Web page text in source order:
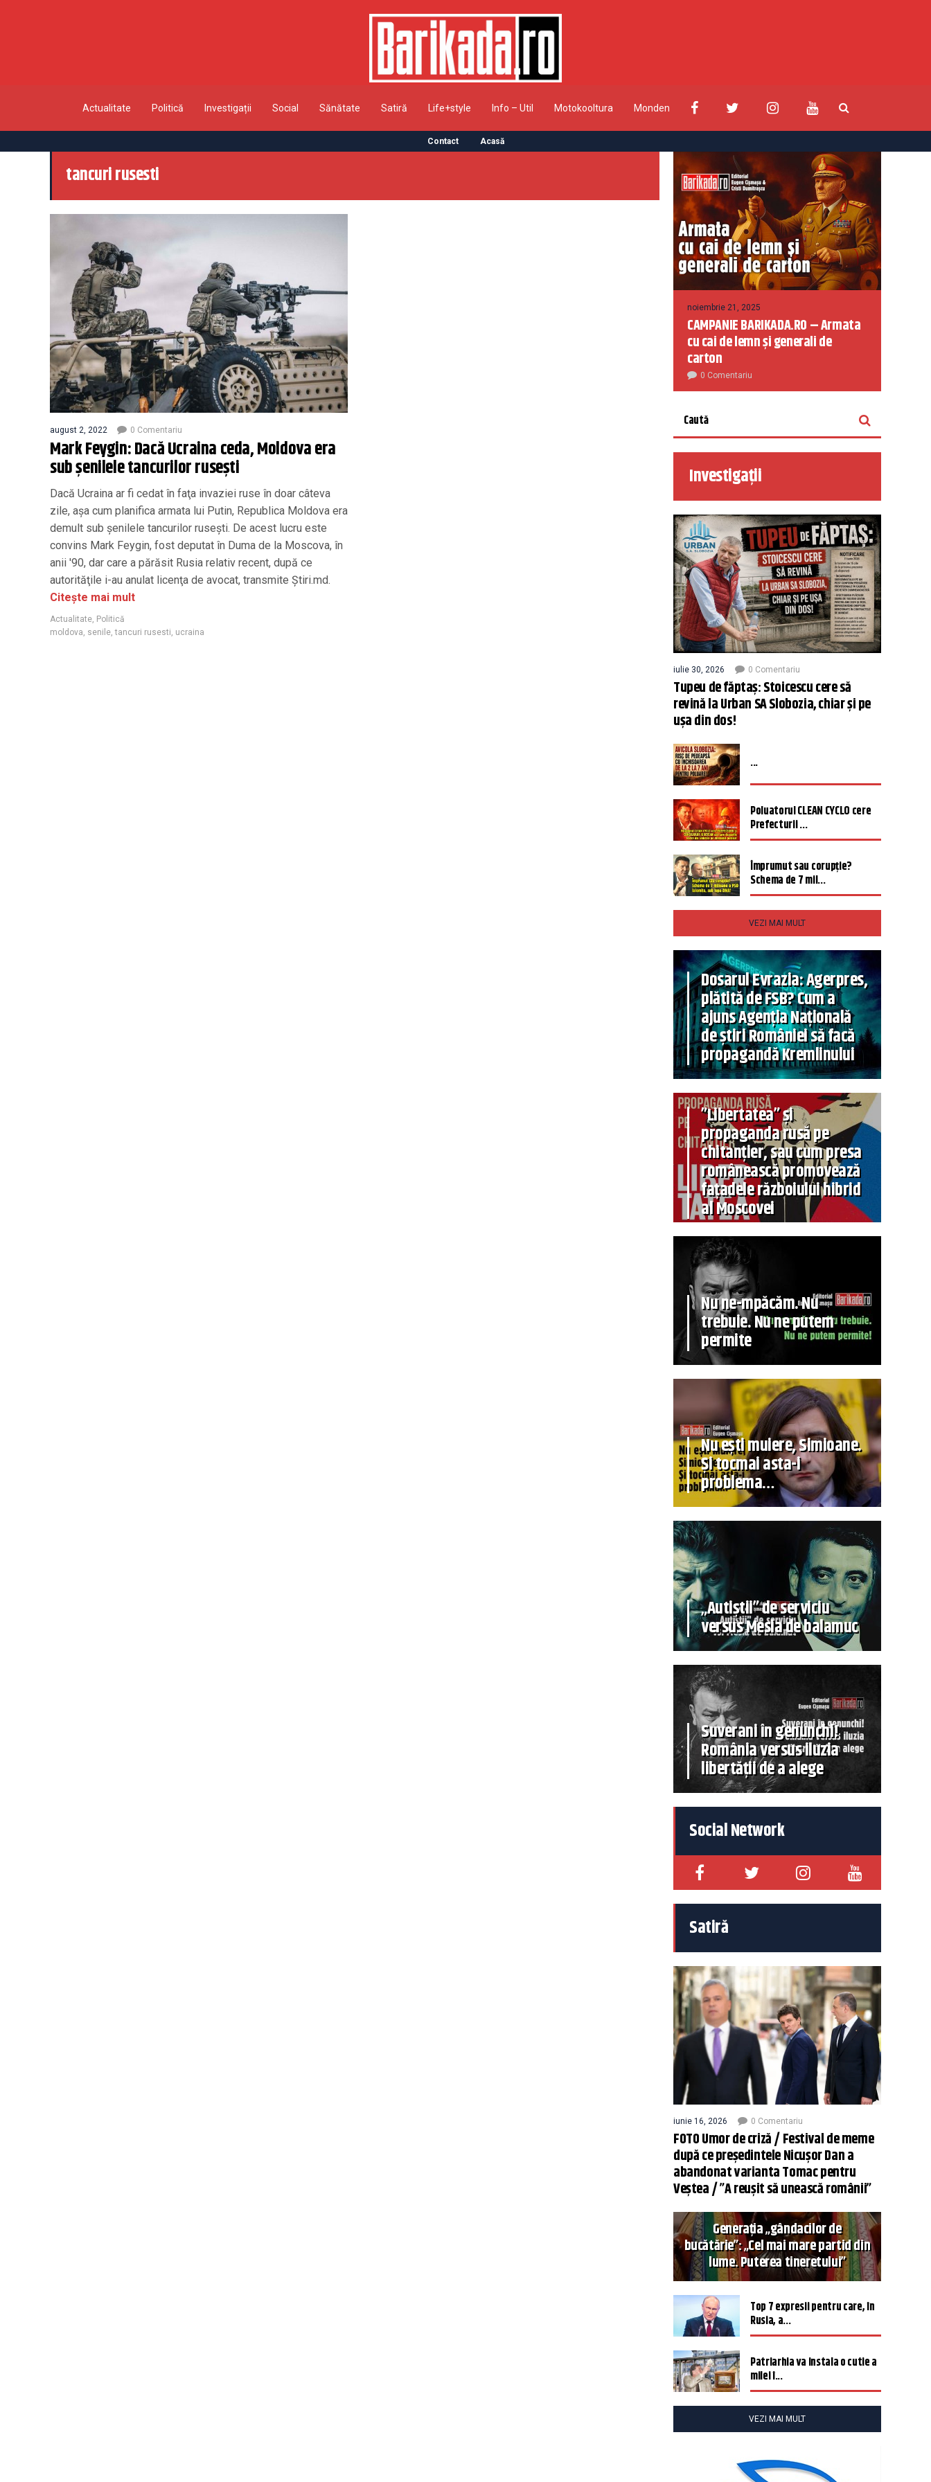
Actualitate Politică Investigații Social Sănătate Satiră Life+style Info – Util Motokooltura Monden
Contact Acasă
tancuri rusesti
august 2, 2022 0 Comentariu
Mark Feygin: Dacă Ucraina ceda, Moldova era
sub şenilele tancurilor ruseşti
Dacă Ucraina ar fi cedat în faţa invaziei ruse în doar câteva
zile, aşa cum planifica armata lui Putin, Republica Moldova era
demult sub şenilele tancurilor ruseşti. De acest lucru este
convins Mark Feygin, fost deputat în Duma de la Moscova, în
anii '90, dar care a părăsit Rusia relativ recent, după ce
autorităţile i-au anulat licenţa de avocat, transmite Știri.md.
Citește mai mult
Actualitate Politică
moldova senile ,tancuri rusesti ucraina
noiembrie 21, 2025
CAMPANIE BARIKADA.RO – Armata
cu cai de lemn și generali de
carton
0 Comentariu
Investigații
iulie 30, 2026 0 Comentariu
Tupeu de făptaș: Stoicescu cere să
revină la Urban SA Slobozia, chiar și pe
ușa din dos!
...
Poluatorul CLEAN CYCLO cere
Prefecturii ...
Împrumut sau corupție?
Schema de 7 mil...
VEZI MAI MULT
Dosarul Evrazia: Agerpres,
plătită de FSB? Cum a
ajuns Agenția Națională
de știri României să facă
propagandă Kremlinului
”Libertatea” și
propaganda rusă pe
chitanțier, sau cum presa
românească promovează
fațadele războiului hibrid
al Moscovei
Nu ne-mpăcăm. Nu
trebuie. Nu ne putem
permite
Nu ești muiere, Simioane.
Și tocmai asta-i
problema…
„Autiștii” de serviciu
versus Mesia de balamuc
Suverani în genunchi!
România versus iluzia
libertății de a alege
Social Network
Satiră
iunie 16, 2026 0 Comentariu
FOTO Umor de criză / Festival de meme
după ce președintele Nicușor Dan a
abandonat varianta Tomac pentru
Veștea / ”A reușit să unească românii”
Generația „gândacilor de
bucătărie”: „Cel mai mare partid din
lume. Puterea tineretului”
Top 7 expresii pentru care, în
Rusia, a...
Patriarhia va instala o cutie a
milei î...
VEZI MAI MULT